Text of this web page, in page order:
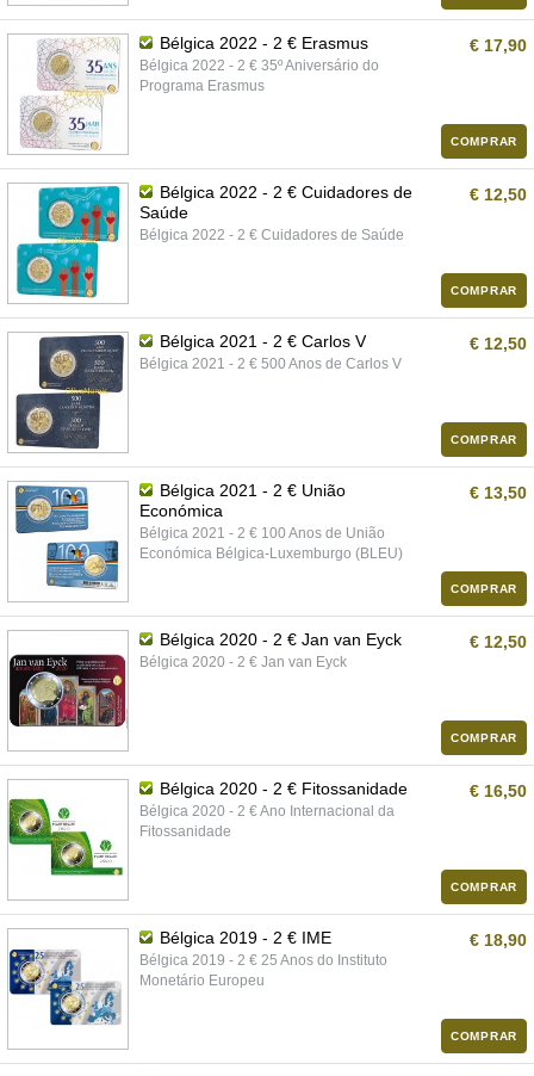
Bélgica 2022 - 2 € Erasmus
Bélgica 2022 - 2 € 35º Aniversário do
Programa Erasmus
€ 17,90
COMPRAR
Bélgica 2022 - 2 € Cuidadores de
Saúde
Bélgica 2022 - 2 € Cuidadores de Saúde
€ 12,50
COMPRAR
Bélgica 2021 - 2 € Carlos V
Bélgica 2021 - 2 € 500 Anos de Carlos V
€ 12,50
COMPRAR
Bélgica 2021 - 2 € União
Económica
Bélgica 2021 - 2 € 100 Anos de União
Económica Bélgica-Luxemburgo (BLEU)
€ 13,50
COMPRAR
Bélgica 2020 - 2 € Jan van Eyck
Bélgica 2020 - 2 € Jan van Eyck
€ 12,50
COMPRAR
Bélgica 2020 - 2 € Fitossanidade
Bélgica 2020 - 2 € Ano Internacional da
Fitossanidade
€ 16,50
COMPRAR
Bélgica 2019 - 2 € IME
Bélgica 2019 - 2 € 25 Anos do Instituto
Monetário Europeu
€ 18,90
COMPRAR